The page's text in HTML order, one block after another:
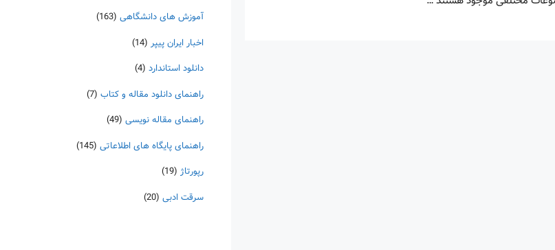
آموزش های دانشگاهی (163)
اخبار ایران پیپر (14)
دانلود استاندارد (4)
راهنمای دانلود مقاله و کتاب (7)
راهنمای مقاله نویسی (49)
راهنمای پایگاه های اطلاعاتی (145)
رپورتاژ (19)
سرقت ادبی (20)